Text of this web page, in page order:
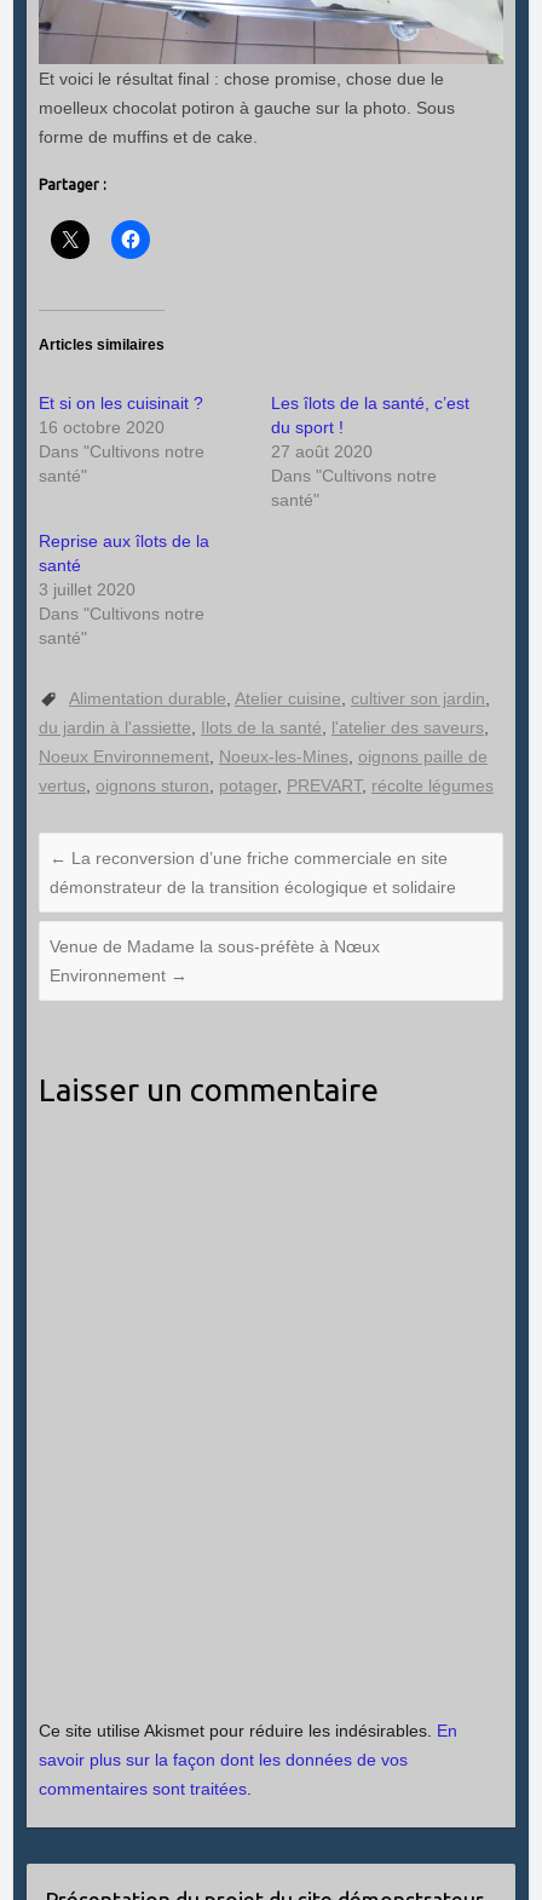
Et voici le résultat final : chose promise, chose due le
moelleux chocolat potiron à gauche sur la photo. Sous
forme de muffins et de cake.
Partager :
Articles similaires
Et si on les cuisinait ?
16 octobre 2020
Dans "Cultivons notre
santé"
Les îlots de la santé, c’est
du sport !
27 août 2020
Dans "Cultivons notre
santé"
Reprise aux îlots de la
santé
3 juillet 2020
Dans "Cultivons notre
santé"
Alimentation durable Atelier cuisine cultiver son jardin
du jardin à l'assiette
Ilots de la santé l'atelier des saveurs,
Noeux Environnement, Noeux-les-Mines, oignons paille de
vertus, oignons sturon potager, PREVART, récolte légumes
← La reconversion d’une friche commerciale en site
démonstrateur de la transition écologique et solidaire
Venue de Madame la sous-préfète à Nœux
Environnement →
Laisser un commentaire
Ce site utilise Akismet pour réduire les indésirables. En
savoir plus sur la façon dont les données de vos
commentaires sont traitées.